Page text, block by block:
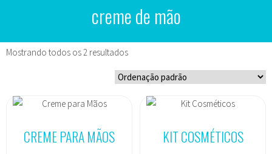
creme de mão
Mostrando todos os 2 resultados
CREME PARA MÃOS KIT COSMÉTICOS